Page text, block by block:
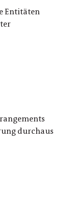
Entitäten
durchaus